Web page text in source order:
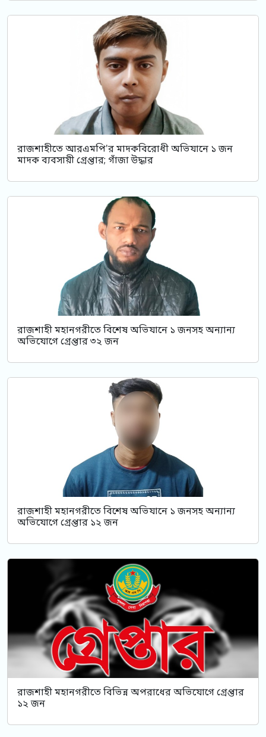
রাজশাহীতে আরএমপি'র মাদকবিরোধী অভিযানে ১ জন
মাদক ব্যবসায়ী গ্রেপ্তার; গাঁজা উদ্ধার
রাজশাহী মহানগরীতে বিশেষ অভিযানে ১ জনসহ অন্যান্য
অভিযোগে গ্রেপ্তার ৩২ জন
রাজশাহী মহানগরীতে বিশেষ অভিযানে ১ জনসহ অন্যান্য
অভিযোগে গ্রেপ্তার ১২ জন
রাজশাহী মহানগরীতে বিভিন্ন অপরাধের অভিযোগে গ্রেপ্তার
১২ জন